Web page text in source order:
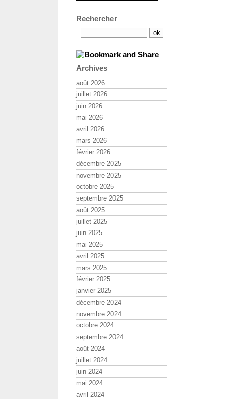
Rechercher
Archives
août 2026
juillet 2026
juin 2026
mai 2026
avril 2026
mars 2026
février 2026
décembre 2025
novembre 2025
octobre 2025
septembre 2025
août 2025
juillet 2025
juin 2025
mai 2025
avril 2025
mars 2025
février 2025
janvier 2025
décembre 2024
novembre 2024
octobre 2024
septembre 2024
août 2024
juillet 2024
juin 2024
mai 2024
avril 2024